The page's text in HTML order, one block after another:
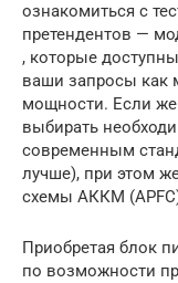
ознакомиться с
претендентов —
, которые
ваши запросы как
мощности. Если
выбирать
современным
лучше), при этом
схемы АККМ
Приобретая блок
по возможности